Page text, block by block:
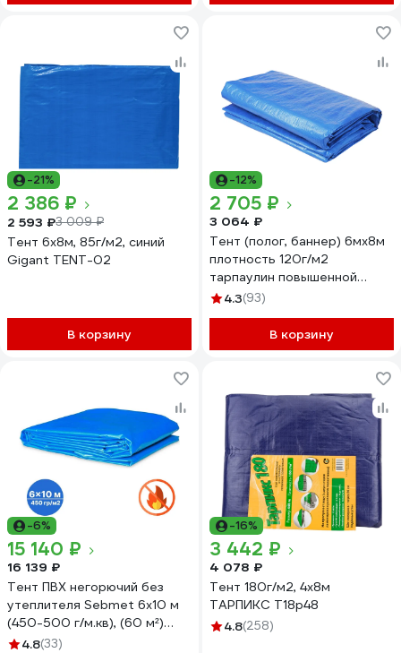
-21%
2 386 ₽
2 593 ₽3 009 ₽
Тент 6х8м, 85г/м2, синий
Gigant TENT-02
В корзину
-12%
2 705 ₽
3 064 ₽
Тент (полог, баннер) 6мх8м
плотность 120г/м2
тарпаулин повышенной
плотности строительный,
УФ-стабилизация, синий
GAVIAL 371
4.3(93)
В корзину
-6%
15 140 ₽
16 139 ₽
Тент ПВХ негорючий без
утеплителя Sebmet 6x10 м
(450-500 г/м.кв), (60 м²)
TD0790450610П
4.8(33)
-16%
3 442 ₽
4 078 ₽
Тент 180г/м2, 4х8м
ТАРПИКС Т18р48
4.8(258)